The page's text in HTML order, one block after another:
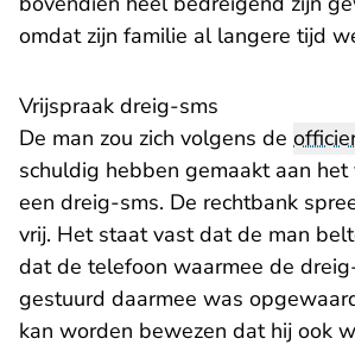
omdat zijn familie al langere tijd
Vrijspraak dreig-sms
De man zou zich volgens de
schuldig hebben gemaakt aan het
een dreig-sms. De rechtbank
vrij. Het staat vast dat de man
dat de telefoon waarmee de
gestuurd daarmee was
kan worden bewezen dat hij ook